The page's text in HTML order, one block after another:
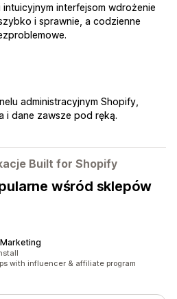
interfejsom wdrożenie
i sprawnie, a codzienne
administracyjnym Shopify,
i dane zawsze pod ręką.
Built for Shopify
wśród sklepów
with influencer & affiliate program